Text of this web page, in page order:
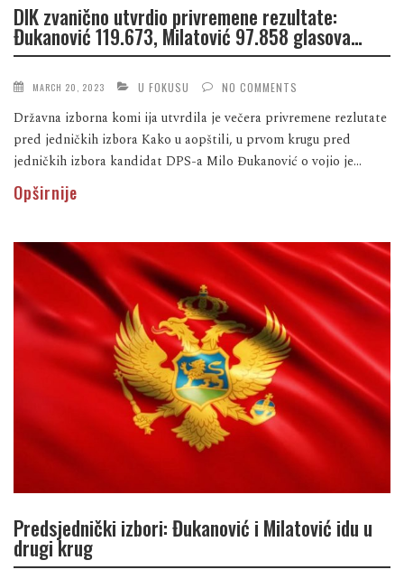
DIK zvanično utvrdio privremene rezultate:
Đukanović 119.673, Milatović 97.858 glasova…
MARCH 20, 2023 U FOKUSU NO COMMENTS
Državna izborna komi ija utvrdila je večera privremene rezlutate
pred jedničkih izbora Kako u aopštili, u prvom krugu pred
jedničkih izbora kandidat DPS-a Milo Đukanović o vojio je...
Opširnije
Predsjednički izbori: Đukanović i Milatović idu u
drugi krug